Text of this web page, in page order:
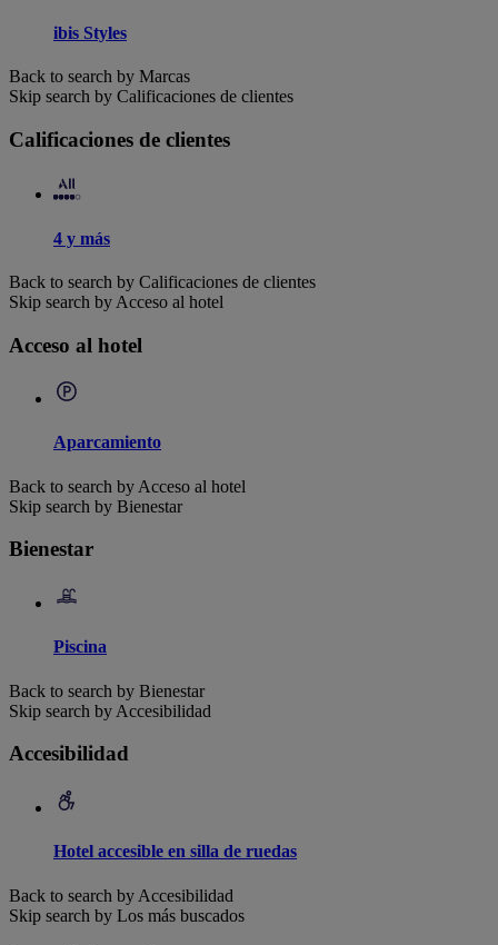
ibis Styles
Back to search by Marcas
Skip search by Calificaciones de clientes
Calificaciones de clientes
4 y más
Back to search by Calificaciones de clientes
Skip search by Acceso al hotel
Acceso al hotel
Aparcamiento
Back to search by Acceso al hotel
Skip search by Bienestar
Bienestar
Piscina
Back to search by Bienestar
Skip search by Accesibilidad
Accesibilidad
Hotel accesible en silla de ruedas
Back to search by Accesibilidad
Skip search by Los más buscados